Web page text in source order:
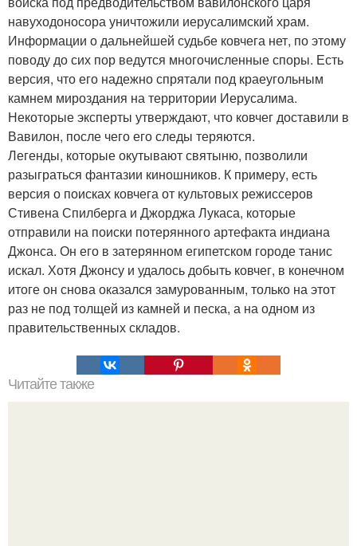
навуходоносора уничтожили иерусалимский храм.
Информации о дальнейшей судьбе ковчега нет, по этому
поводу до сих пор ведутся многочисленные споры. Есть
версия, что его надежно спрятали под краеугольным
камнем мироздания на территории Иерусалима.
Некоторые эксперты утверждают, что ковчег доставили в
Вавилон, после чего его следы теряются.
Легенды, которые окутывают святыню, позволили
разыграться фантазии киношников. К примеру, есть
версия о поисках ковчега от культовых режиссеров
Стивена Спилберга и Джорджа Лукаса, которые
отправили на поиски потерянного артефакта индиана
Джонса. Он его в затерянном египетском городе танис
искал. Хотя Джонсу и удалось добыть ковчег, в конечном
итоге он снова оказался замурованным, только на этот
раз не под толщей из камней и песка, а на одном из
правительственных складов.
Читайте также